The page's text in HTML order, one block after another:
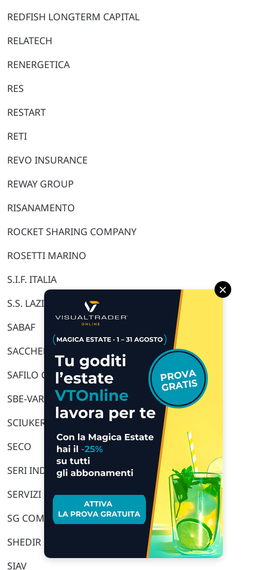
REDFISH LONGTERM CAPITAL
RELATECH
RENERGETICA
RES
RESTART
RETI
REVO INSURANCE
REWAY GROUP
RISANAMENTO
ROCKET SHARING COMPANY
ROSETTI MARINO
S.I.F. ITALIA
S.S. LAZIO
SABAF
SACCHERIA F.LLI FRANCESCHETTI
SAFILO GROUP
SBE-VARVIT
SCIUKER FRAMES
SECO
SERI INDUSTRIAL
SERVIZI ITALIA
SG COMPANY
SHEDIR PHARMA GROUP
SIAV
×